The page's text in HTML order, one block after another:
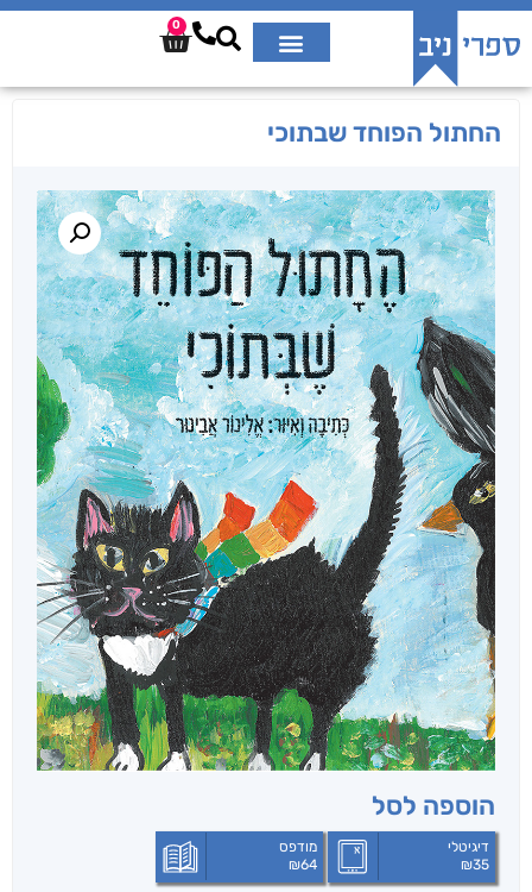
0
החתול הפוחד שבתוכי
הוספה לסל
דיגיטלי
₪35
מודפס
₪64